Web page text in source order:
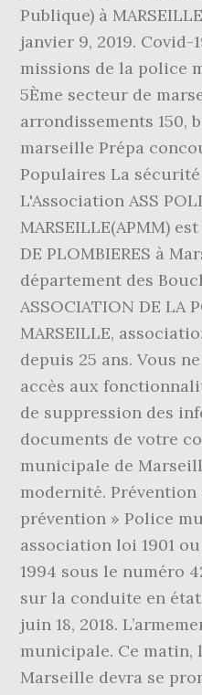
Publique) à
janvier 9, 2019. Covid-
missions de la police
5Ème secteur de
arrondissements 150,
marseille Prépa
Populaires La sécurité
L'Association ASS
MARSEILLE(APMM)
DE PLOMBIERES à
département des
ASSOCIATION DE LA
MARSEILLE,
depuis 25 ans. Vous
accès aux
de suppression des
documents de votre
municipale de
modernité.
prévention » Police
association loi 1901
1994 sous le numéro
sur la conduite en état
juin 18, 2018.
municipale. Ce
Marseille devra se